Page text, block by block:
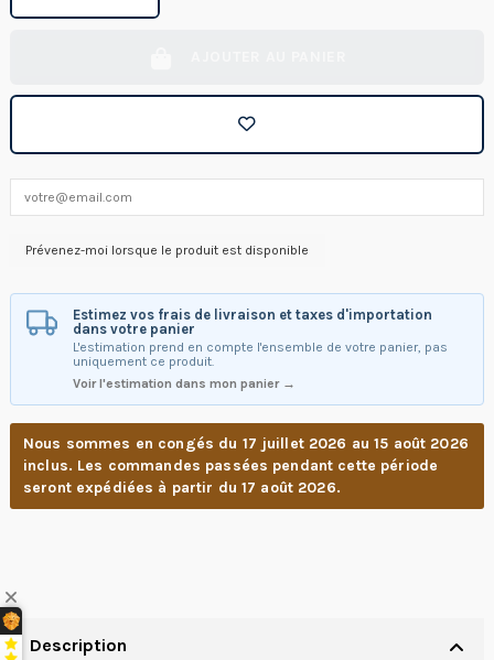
Estimez vos frais de livraison et taxes d'importation
dans votre panier
L'estimation prend en compte l'ensemble de votre panier, pas
uniquement ce produit.
Voir l'estimation dans mon panier →
Nous sommes en congés du 17 juillet 2026 au 15 août 2026
inclus. Les commandes passées pendant cette période
seront expédiées à partir du 17 août 2026.
Description